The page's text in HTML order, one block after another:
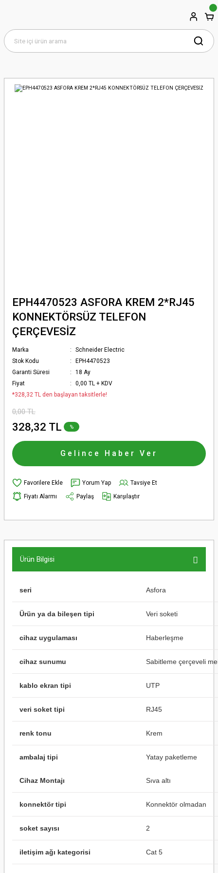
EPH4470523 ASFORA KREM 2*RJ45
KONNEKTÖRSÜZ TELEFON
ÇERÇEVESİZ
Marka
Schneider Electric
Stok Kodu
EPH4470523
Garanti Süresi
18 Ay
Fiyat
0,00 TL + KDV
*328,32 TL den başlayan taksitlerle!
0,00 TL
328,32 TL %
Gelince Haber Ver
Yorum Yap
Tavsiye Et
Fiyatı Alarmı
Paylaş Karşılaştır
Ürün Bilgisi
seri Asfora
Ürün ya da bileşen tipi Veri soketi
cihaz uygulaması Haberleşme
cihaz sunumu Sabitleme çerçeveli
kablo ekran tipi UTP
veri soket tipi RJ45
renk tonu Krem
ambalaj tipi Yatay paketleme
Cihaz Montajı Sıva altı
konnektör tipi Konnektör olmadan
soket sayısı 2
iletişim ağı kategorisi Cat 5